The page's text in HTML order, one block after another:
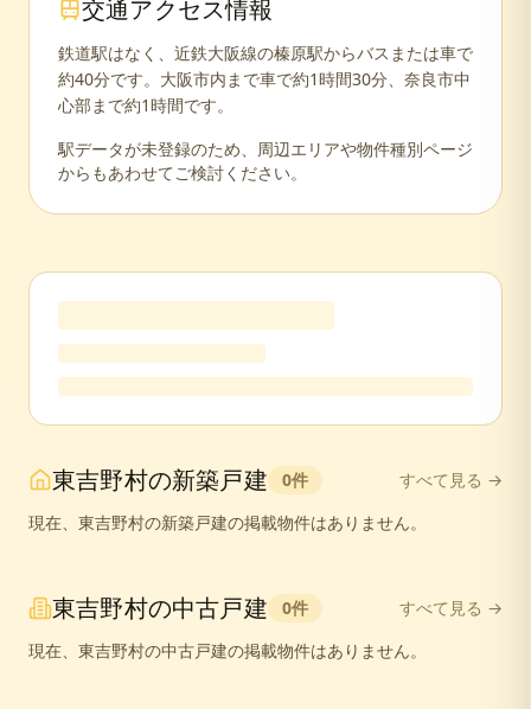
交通アクセス情報
鉄道駅はなく、近鉄大阪線の榛原駅からバスまたは車で
約40分です。大阪市内まで車で約1時間30分、奈良市中
心部まで約1時間です。
駅データが未登録のため、周辺エリアや物件種別ページ
からもあわせてご検討ください。
東吉野村の新築戸建 0件
すべて見る →
現在、 東吉野村の新築戸建の掲載物件はありません。
東吉野村の中古戸建 0件
すべて見る →
現在、 東吉野村の中古戸建の掲載物件はありません。